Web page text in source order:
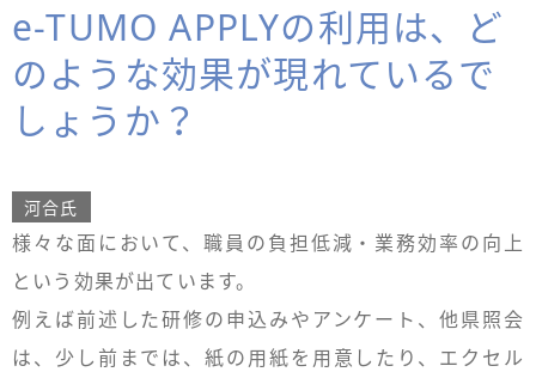
e-TUMO APPLYの利用は、ど
のような効果が現れているで
しょうか？
河合氏
様々な面において、職員の負担低減・業務効率の向上
という効果が出ています。
例えば前述した研修の申込みやアンケート、他県照会
は、少し前までは、紙の用紙を用意したり、エクセル